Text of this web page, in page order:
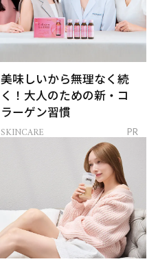
美味しいから無理なく続
く！大人のための新・コ
ラーゲン習慣
SKINCARE PR